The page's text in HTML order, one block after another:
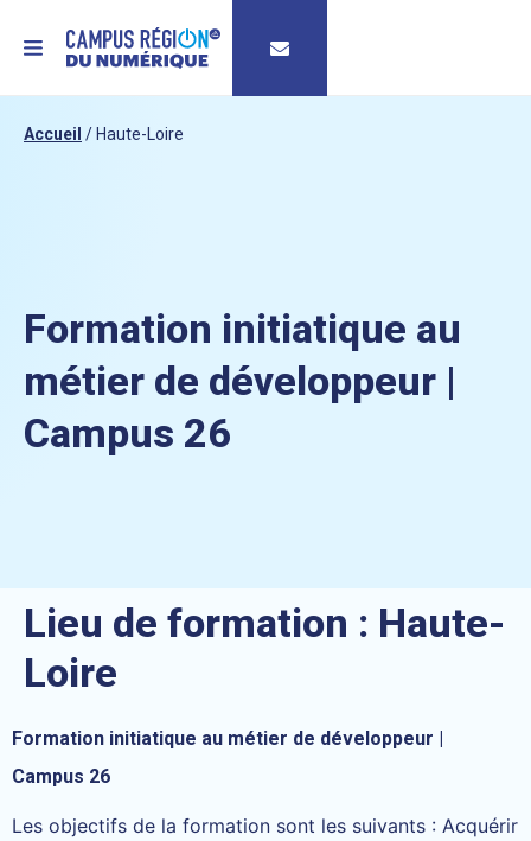
MENU
Accueil / Haute-Loire
Formation initiatique au
métier de développeur |
Campus 26
Lieu de formation : Haute-
Loire
Formation initiatique au métier de développeur |
Campus 26
Les objectifs de la formation sont les suivants : Acquérir